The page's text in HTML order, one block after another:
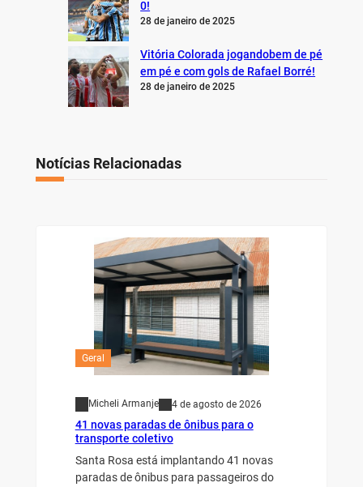
0!
28 de janeiro de 2025
Vitória Colorada jogandobem de pé
em pé e com gols de Rafael Borré!
28 de janeiro de 2025
Notícias Relacionadas
Geral
Micheli Armanje 4 de agosto de 2026
41 novas paradas de ônibus para o
transporte coletivo
Santa Rosa está implantando 41 novas
paradas de ônibus para passageiros do